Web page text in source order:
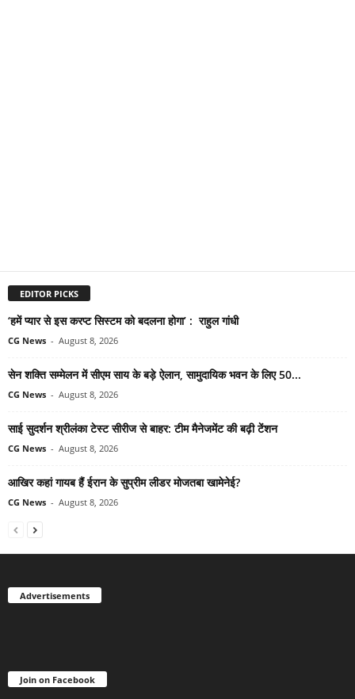
EDITOR PICKS
‘हमें प्यार से इस करप्ट सिस्टम को बदलना होगा’ : राहुल गांधी
CG News - August 8, 2026
सेन शक्ति सम्मेलन में सीएम साय के बड़े ऐलान, सामुदायिक भवन के लिए 50...
CG News - August 8, 2026
साई सुदर्शन श्रीलंका टेस्ट सीरीज से बाहर: टीम मैनेजमेंट की बढ़ी टेंशन
CG News - August 8, 2026
आखिर कहां गायब हैं ईरान के सुप्रीम लीडर मोजतबा खामेनेई?
CG News - August 8, 2026
Advertisements
Join on Facebook